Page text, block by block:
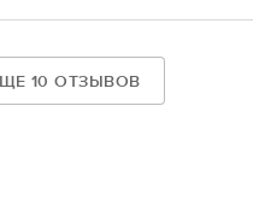
10 ОТЗЫВОВ